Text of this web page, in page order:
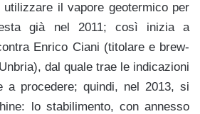
utilizzare il vapore geotermico per
già nel 2011; così inizia a
Enrico Ciani (titolare e brew-
dal quale trae le indicazioni
a procedere; quindi, nel 2013, si
lo stabilimento, con annesso